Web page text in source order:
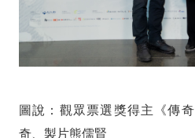
圖說：觀眾票選獎得主《傳
奇、製片熊儒賢